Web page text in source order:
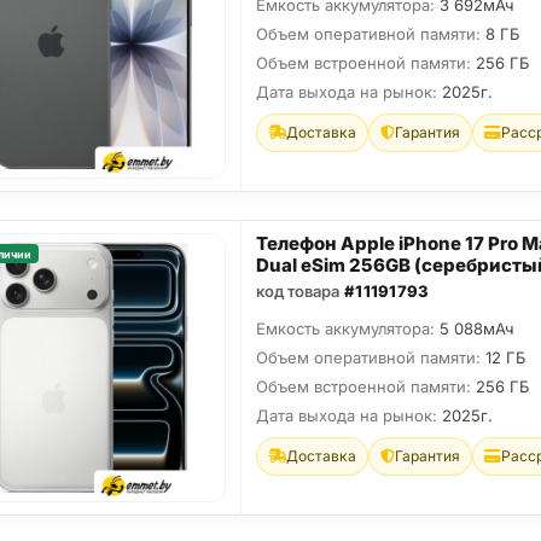
Емкость аккумулятора: 3 692мАч
Объем оперативной памяти: 8 ГБ
Объем встроенной памяти: 256 ГБ
Дата выхода на рынок: 2025г.
Доставка Гарантия
Телефон Apple iPhone 17 Pro
Dual eSim 256GB
код товара #11191793
Емкость аккумулятора: 5 088мАч
Объем оперативной памяти: 12 ГБ
Объем встроенной памяти: 256 ГБ
Дата выхода на рынок: 2025г.
Доставка Гарантия